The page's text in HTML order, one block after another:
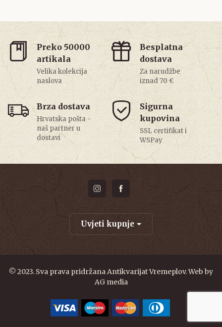
Preko 50000
artikala
Velika kolekcija
naslova
Besplatna
dostava
Za narudžbe
iznad 70 €
Brza dostava
Hrvatska pošta -
naš partner u
dostavi
Sigurna
kupovina
SSL certifikat i
WSPay
Uvjeti kupnje
© 2023. Sva prava pridržana Antikvarijat Vremeplov. Web by
AG media